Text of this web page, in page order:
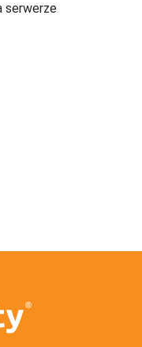
serwerze